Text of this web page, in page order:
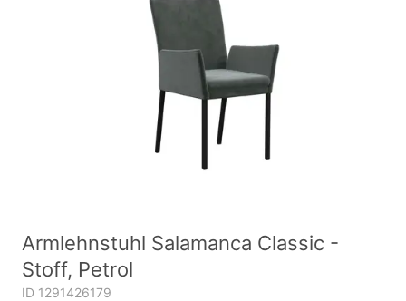
Armlehnstuhl Salamanca Classic -
Stoff, Petrol
ID 1291426179